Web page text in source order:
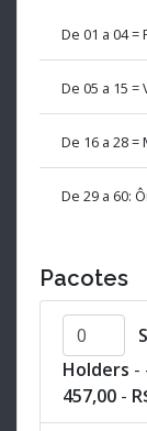
De 01 a 04 =
De 05 a 15 =
De 16 a 28
De 29 a 60:
Pacotes
Holders -
457,00 -